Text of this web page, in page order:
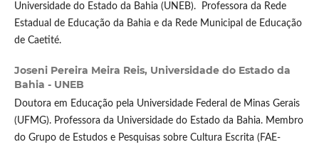
Universidade do Estado da Bahia (UNEB). Professora da Rede
Estadual de Educação da Bahia e da Rede Municipal de Educação
de Caetité.
Joseni Pereira Meira Reis, Universidade do Estado da
Bahia - UNEB
Doutora em Educação pela Universidade Federal de Minas Gerais
(UFMG). Professora da Universidade do Estado da Bahia. Membro
do Grupo de Estudos e Pesquisas sobre Cultura Escrita (FAE-